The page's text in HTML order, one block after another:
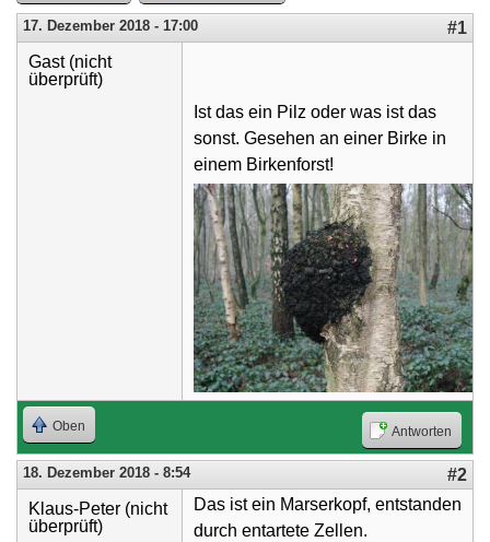
17. Dezember 2018 - 17:00
#1
Gast (nicht
überprüft)
Ist das ein Pilz oder was ist das
sonst. Gesehen an einer Birke in
einem Birkenforst!
Oben Antworten
18. Dezember 2018 - 8:54
#2
Klaus-Peter (nicht
überprüft)
Das ist ein Marserkopf, entstanden
durch entartete Zellen.